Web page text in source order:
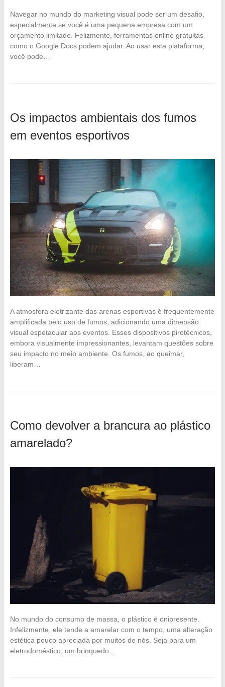
Navegar no mundo do marketing visual pode ser um desafio,
especialmente se você é uma pequena empresa com um
orçamento limitado. Felizmente, ferramentas online gratuitas
como o Google Docs podem ajudar. Ao usar esta plataforma,
você pode…
Os impactos ambientais dos fumos
em eventos esportivos
A atmosfera eletrizante das arenas esportivas é frequentemente
amplificada pelo uso de fumos, adicionando uma dimensão
visual espetacular aos eventos. Esses dispositivos pirotécnicos,
embora visualmente impressionantes, levantam questões sobre
seu impacto no meio ambiente. Os fumos, ao queimar,
liberam…
Como devolver a brancura ao plástico
amarelado?
No mundo do consumo de massa, o plástico é onipresente.
Infelizmente, ele tende a amarelar com o tempo, uma alteração
estética pouco apreciada por muitos de nós. Seja para um
eletrodoméstico, um brinquedo…